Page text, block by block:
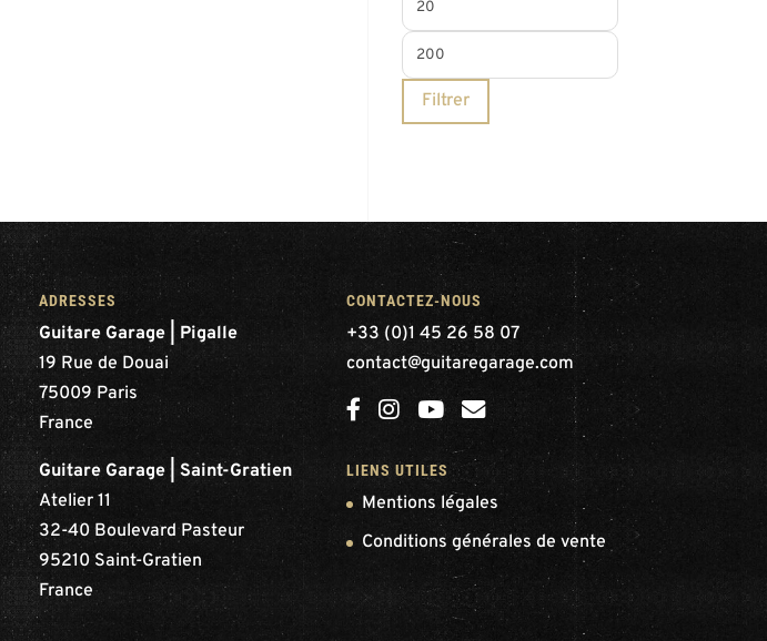
min
Prix
max
Filtrer
ADRESSES
Guitare Garage | Pigalle
19 Rue de Douai
75009 Paris
France
Guitare Garage | Saint-Gratien
Atelier 11
32-40 Boulevard Pasteur
95210 Saint-Gratien
France
CONTACTEZ-NOUS
+33 (0)1 45 26 58 07
contact@guitaregarage.com
LIENS UTILES
Mentions légales
Conditions générales de vente